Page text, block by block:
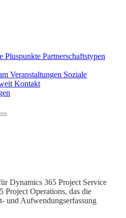
Pluspunkte Partnerschaftstypen
Veranstaltungen Soziale
Kontakt
Dynamics 365 Project Service
Project Operations, das die
und Aufwendungserfassung